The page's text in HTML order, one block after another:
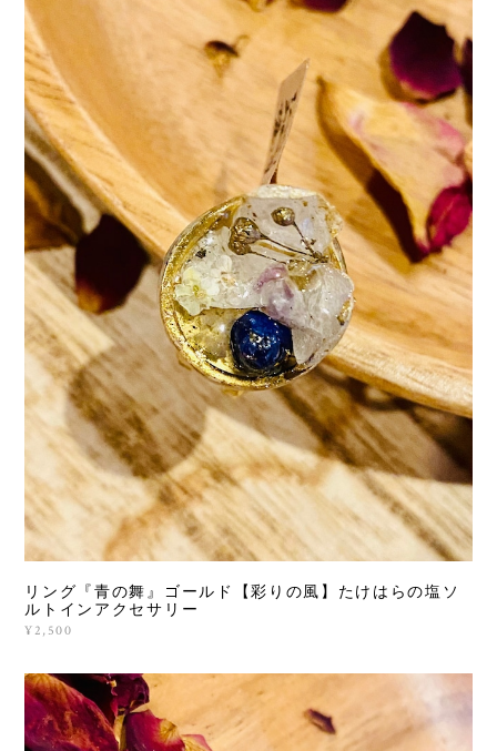
リング『青の舞』ゴールド【彩りの風】たけはらの塩ソ
ルトインアクセサリー
¥2,500